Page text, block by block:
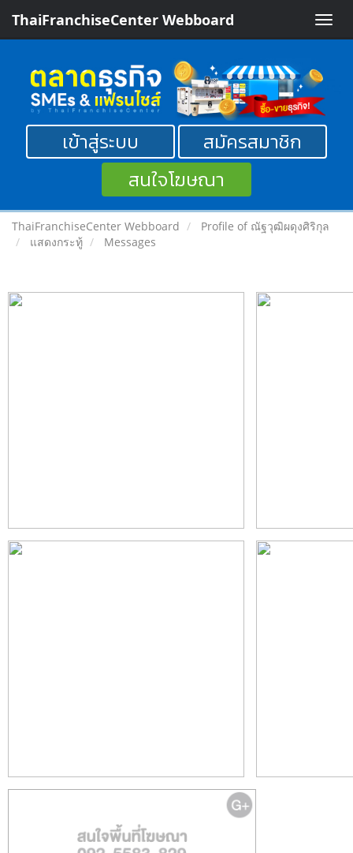
Toggle
ThaiFranchiseCenter Webboard
เข้าสู่ระบบ
สมัครสมาชิก
สนใจโฆษณา
ThaiFranchiseCenter Webboard
Profile of ณัฐวุฒิผดุงศิริกุล
แสดงกระทู้
Messages